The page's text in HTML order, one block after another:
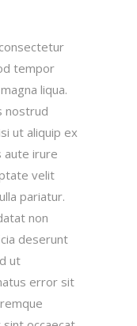
tempor
liqua.
nostrud
ut aliquip ex
aute irure
velit
pariatur.
non
deserunt
ut
error sit